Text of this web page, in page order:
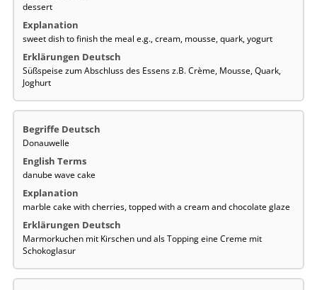
dessert
sweet dish to finish the meal e.g., cream, mousse, quark, yogurt
Süßspeise zum Abschluss des Essens z.B. Crème, Mousse, Quark,
Joghurt
Donauwelle
danube wave cake
marble cake with cherries, topped with a cream and chocolate glaze
Marmorkuchen mit Kirschen und als Topping eine Creme mit
Schokoglasur